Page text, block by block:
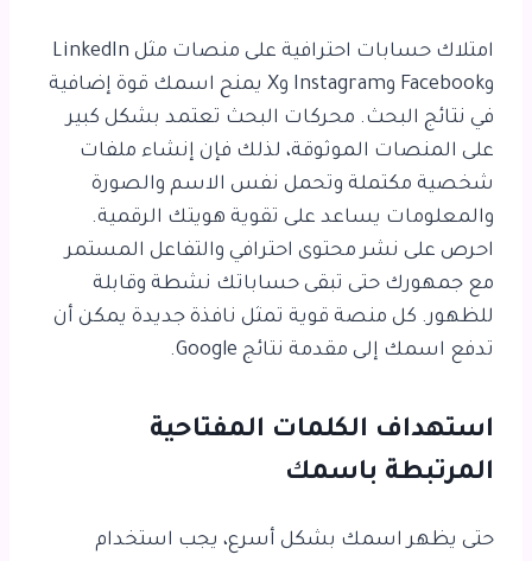
امتلاك حسابات احترافية على منصات مثل LinkedIn
وFacebook وInstagram وX يمنح اسمك قوة إضافية
في نتائج البحث. محركات البحث تعتمد بشكل كبير
على المنصات الموثوقة، لذلك فإن إنشاء ملفات
شخصية مكتملة وتحمل نفس الاسم والصورة
والمعلومات يساعد على تقوية هويتك الرقمية.
احرص على نشر محتوى احترافي والتفاعل المستمر
مع جمهورك حتى تبقى حساباتك نشطة وقابلة
للظهور. كل منصة قوية تمثل نافذة جديدة يمكن أن
تدفع اسمك إلى مقدمة نتائج Google.
استهداف الكلمات المفتاحية
المرتبطة باسمك
حتى يظهر اسمك بشكل أسرع، يجب استخدام